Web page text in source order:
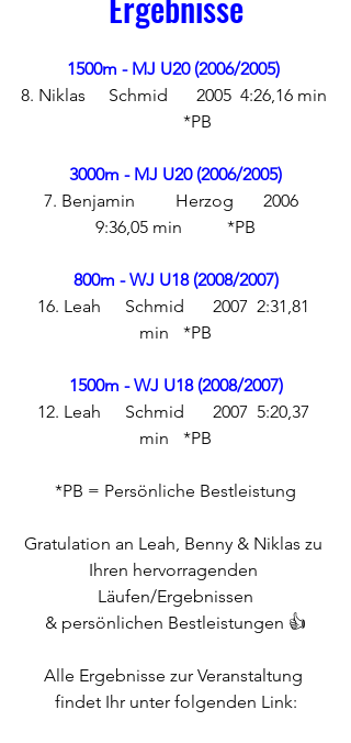
1500m - MJ U20 (2006/2005)
8. Niklas	Schmid	2005	4:26,16 min
	*PB
3000m - MJ U20 (2006/2005)
7. Benjamin	Herzog	2006
9:36,05 min	*PB
800m - WJ U18 (2008/2007)
16. Leah	Schmid	2007	2:31,81
min	*PB
1500m - WJ U18 (2008/2007)
12. Leah	Schmid	2007	5:20,37
min	*PB
*PB = Persönliche Bestleistung
Gratulation an Leah, Benny & Niklas zu
Ihren hervorragenden
Läufen/Ergebnissen
& persönlichen Bestleistungen 👍
Alle Ergebnisse zur Veranstaltung
findet Ihr unter folgenden Link: